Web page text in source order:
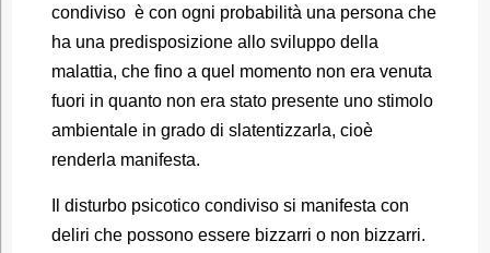
condiviso è con ogni probabilità una persona che
ha una predisposizione allo sviluppo della
malattia, che fino a quel momento non era venuta
fuori in quanto non era stato presente uno stimolo
ambientale in grado di slatentizzarla, cioè
renderla manifesta.
Il disturbo psicotico condiviso si manifesta con
deliri che possono essere bizzarri o non bizzarri.